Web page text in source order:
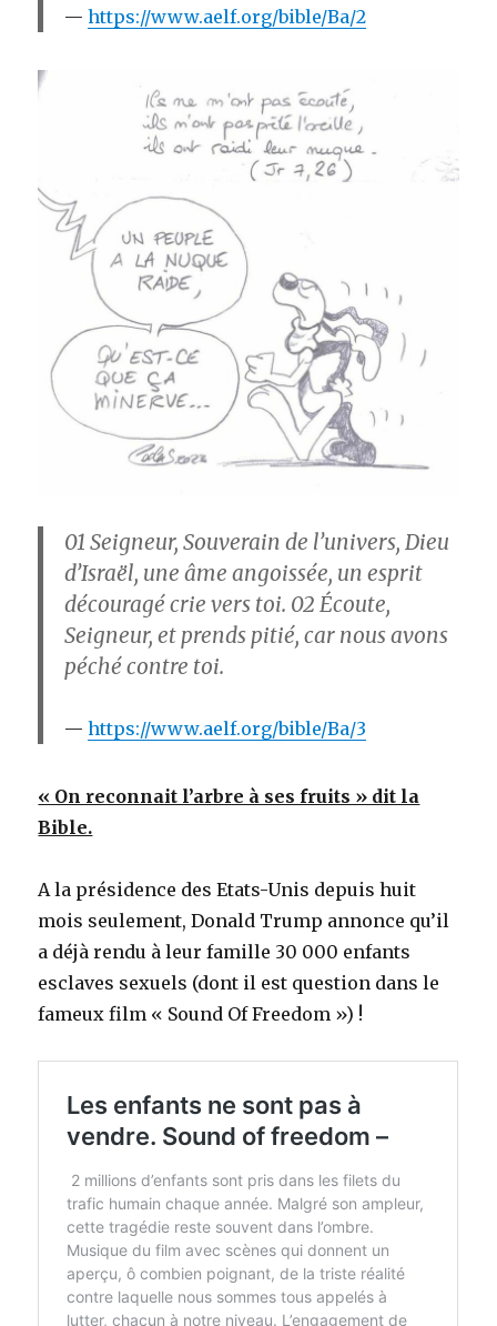
https://www.aelf.org/bible/Ba/2
01 Seigneur, Souverain de l’univers, Dieu
d’Israël, une âme angoissée, un esprit
découragé crie vers toi. 02 Écoute,
Seigneur, et prends pitié, car nous avons
péché contre toi.
https://www.aelf.org/bible/Ba/3
« On reconnait l’arbre à ses fruits » dit la
Bible.
A la présidence des Etats-Unis depuis huit
mois seulement, Donald Trump annonce qu’il
a déjà rendu à leur famille 30 000 enfants
esclaves sexuels (dont il est question dans le
fameux film « Sound Of Freedom ») !